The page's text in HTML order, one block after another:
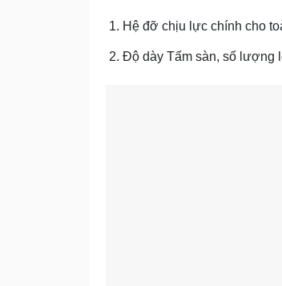
Hệ đỡ chịu lực chính cho
Độ dày Tấm sàn, số lượng